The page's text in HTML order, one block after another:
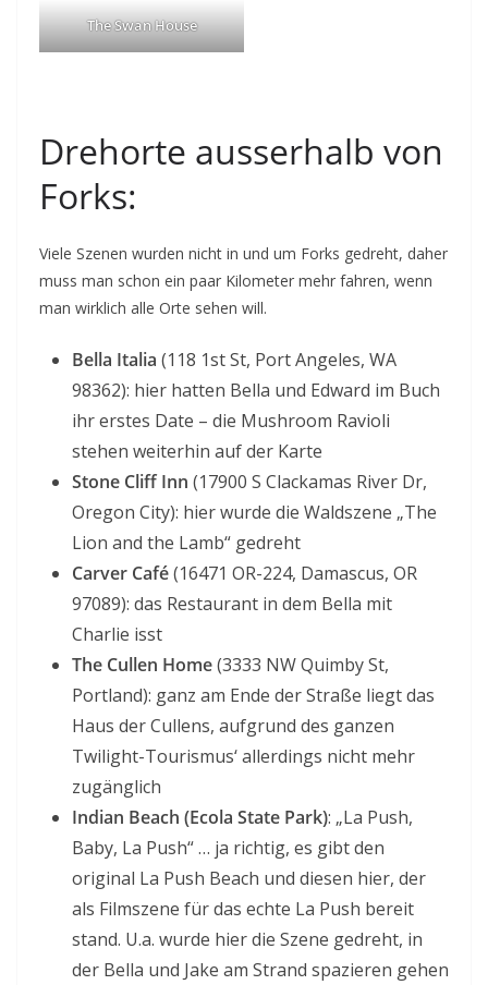
The Swan House
Drehorte ausserhalb von
Forks:
Viele Szenen wurden nicht in und um Forks gedreht, daher
muss man schon ein paar Kilometer mehr fahren, wenn
man wirklich alle Orte sehen will.
Bella Italia (118 1st St, Port Angeles, WA
98362): hier hatten Bella und Edward im Buch
ihr erstes Date – die Mushroom Ravioli
stehen weiterhin auf der Karte
Stone Cliff Inn (17900 S Clackamas River Dr,
Oregon City): hier wurde die Waldszene „The
Lion and the Lamb“ gedreht
Carver Café(16471 OR-224, Damascus, OR
97089): das Restaurant in dem Bella mit
Charlie isst
The Cullen Home(3333 NW Quimby St,
Portland): ganz am Ende der Straße liegt das
Haus der Cullens, aufgrund des ganzen
Twilight-Tourismus‘ allerdings nicht mehr
zugänglich
Indian Beach (Ecola State Park): „La Push,
Baby, La Push“ … ja richtig, es gibt den
original La Push Beach und diesen hier, der
als Filmszene für das echte La Push bereit
stand. U.a. wurde hier die Szene gedreht, in
der Bella und Jake am Strand spazieren gehen